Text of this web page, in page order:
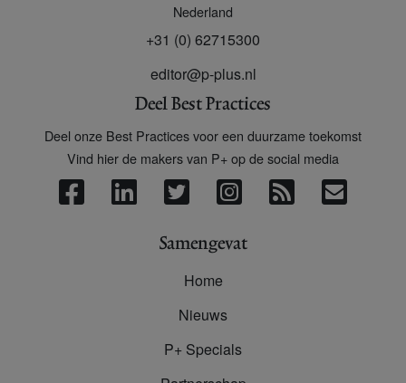
Nederland
+31 (0) 62715300
editor@p-plus.nl
Deel Best Practices
Deel onze Best Practices voor een duurzame toekomst
Vind hier de makers van P+ op de social media
Samengevat
Home
Nieuws
P+ Specials